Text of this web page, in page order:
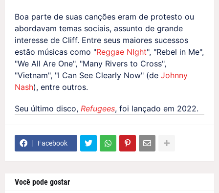
Boa parte de suas canções eram de protesto ou
abordavam temas sociais, assunto de grande
interesse de Cliff. Entre seus maiores sucessos
estão músicas como "Reggae NIght", "Rebel in Me",
"We All Are One", "Many Rivers to Cross",
"Vietnam", "I Can See Clearly Now" (de Johnny
Nash), entre outros.
Seu último disco, Refugees, foi lançado em 2022.
Facebook
Você pode gostar